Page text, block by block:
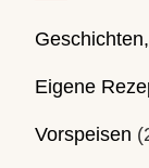
Eigene
Vorspeisen